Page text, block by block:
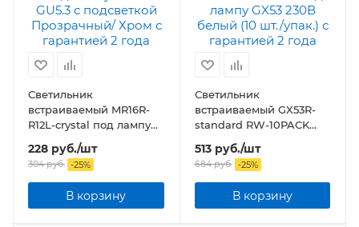
Светильник
встраиваемый MR16R-
R12L-crystal под лампу
JCDR GU5.3 с
подсветкой
Прозрачный/ Хром
228 руб./шт
304руб. -25%
В корзину
Светильник
встраиваемый GX53R-
standard RW-10PACK
металл под лампу GX53
230В белый (10 шт./
упак.)
513руб./шт
684руб. -25%
В корзину